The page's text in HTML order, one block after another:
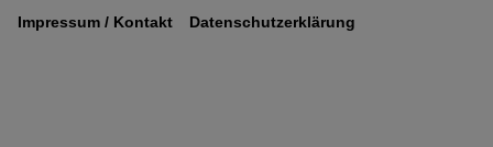
Impressum / Kontakt Datenschutzerklärung